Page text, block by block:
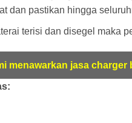
dan pastikan hingga
terisi dan disegel maka
menawarkan jasa